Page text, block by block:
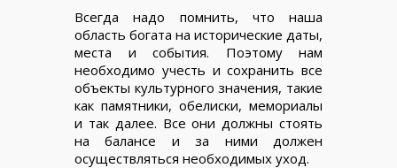
Всегда надо помнить, что наша
область богата на исторические даты,
места и события. Поэтому нам
необходимо учесть и сохранить все
объекты культурного значения, такие
как памятники, обелиски, мемориалы
и так далее. Все они должны стоять
на балансе и за ними должен
осуществляться необходимых уход.